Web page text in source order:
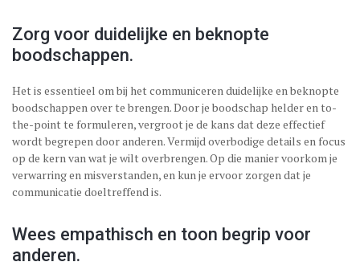
Zorg voor duidelijke en beknopte
boodschappen.
Het is essentieel om bij het communiceren duidelijke en beknopte
boodschappen over te brengen. Door je boodschap helder en to-
the-point te formuleren, vergroot je de kans dat deze effectief
wordt begrepen door anderen. Vermijd overbodige details en focus
op de kern van wat je wilt overbrengen. Op die manier voorkom je
verwarring en misverstanden, en kun je ervoor zorgen dat je
communicatie doeltreffend is.
Wees empathisch en toon begrip voor
anderen.